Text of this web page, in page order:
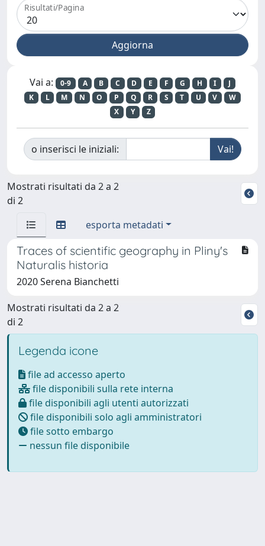
Risultati/Pagina
Vai a: 0-9 A B C D E F G H I
J
K
L M N O P Q R S T U V
W
X
Y Z
o inserisci le iniziali:
Mostrati risultati da 2 a 2
di 2
esporta metadati
Traces of scientific geography in Pliny's
Naturalis historia
2020 Serena Bianchetti
Mostrati risultati da 2 a 2
di 2
Legenda icone
file ad accesso aperto
file disponibili sulla rete interna
file disponibili agli utenti autorizzati
file disponibili solo agli amministratori
file sotto embargo
nessun file disponibile